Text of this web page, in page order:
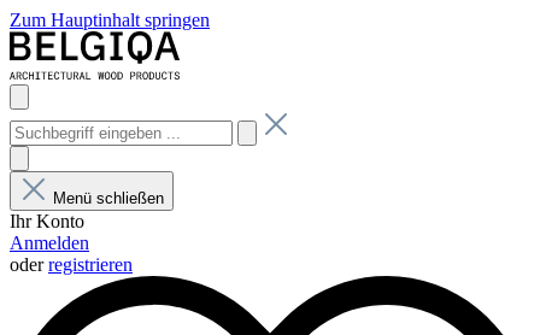
Zum Hauptinhalt springen
Menü schließen
Ihr Konto
Anmelden
oderregistrieren